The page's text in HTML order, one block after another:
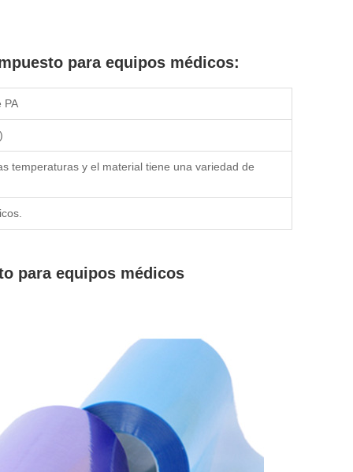
para equipos médicos:
PA
temperaturas y el material tiene una variedad de
para equipos médicos